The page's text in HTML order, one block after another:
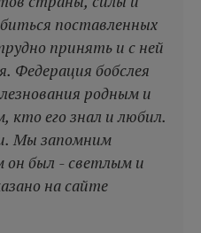
поставленных
принять и с ней
Федерация бобслея
родным и
кто его знал и любил.
Мы запомним
был - светлым и
на сайте